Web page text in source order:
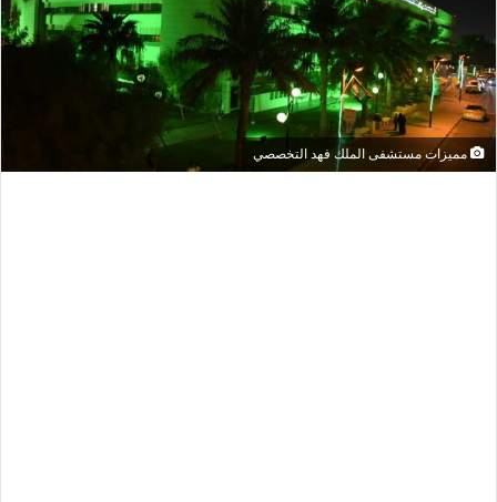
مميزات مستشفى الملك فهد التخصصي